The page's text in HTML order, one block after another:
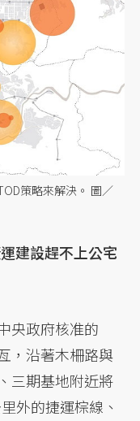
策略來解決。 圖／
建設趕不上公宅
央政府核准的
，沿著木柵路與
三期基地附近將
外的捷運棕線、